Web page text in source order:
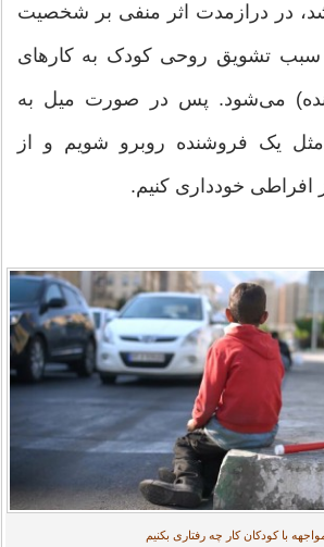
در درازمدت اثر منفی بر شخصیت
سبب تشویق روحی کودک به کارهای
می‌شود. پس در صورت میل به
مثل یک فروشنده روبرو شویم و از
افراطی خودداری کنیم.
با کودکان کار چه رفتاری بکنیم